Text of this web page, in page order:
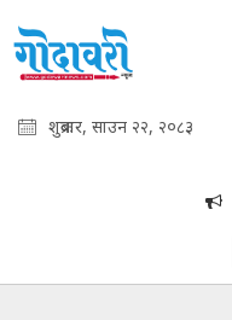
शुक्रबार, साउन २२, २०८३